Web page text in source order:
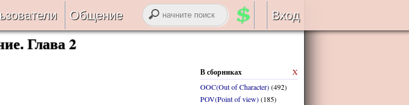
Общение
Вход
Авторизация
Глава 2
X
В сборниках
OOC(Out of Character)(492)
POV(Point of view)(185)